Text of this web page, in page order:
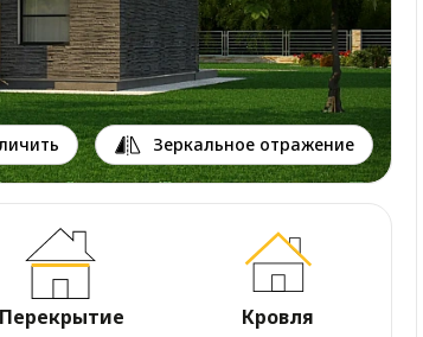
Зеркальное отражение
Перекрытие Кровля